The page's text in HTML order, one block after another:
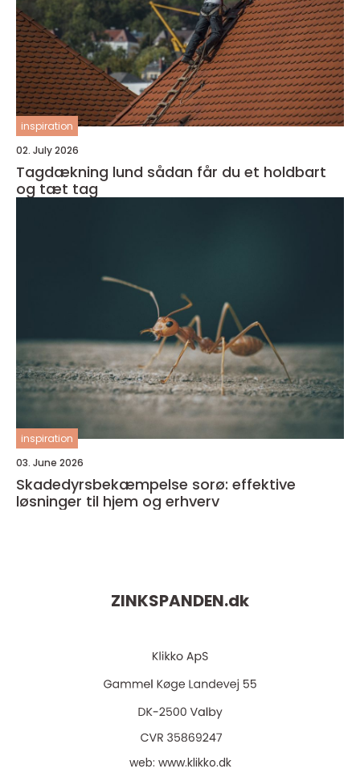
inspiration
02. July 2026
Tagdækning lund sådan får du et holdbart
og tæt tag
inspiration
03. June 2026
Skadedyrsbekæmpelse sorø: effektive
løsninger til hjem og erhverv
ZINKSPANDEN.dk
web: www.klikko.dk